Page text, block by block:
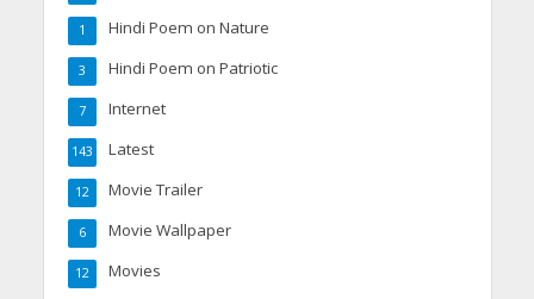
Hindi Poem on Nature
1
Hindi Poem on Patriotic
3
Internet
7
Latest
143
Movie Trailer
12
Movie Wallpaper
6
Movies
12